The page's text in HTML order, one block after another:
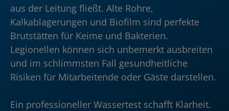
aus der Leitung fließt. Alte Rohre,
Kalkablagerungen und Biofilm sind perfekte
Brutstätten für Keime und Bakterien.
Legionellen können sich unbemerkt ausbreiten
und im schlimmsten Fall gesundheitliche
Risiken für Mitarbeitende oder Gäste darstellen.
Ein professioneller Wassertest schafft Klarheit.